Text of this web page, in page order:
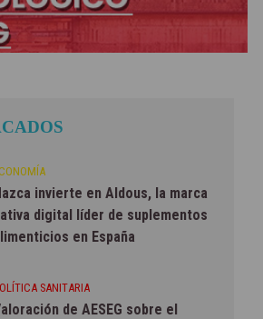
invierte en Aldous, la marca
digital líder de suplementos
en España
SANITARIA
de AESEG sobre el